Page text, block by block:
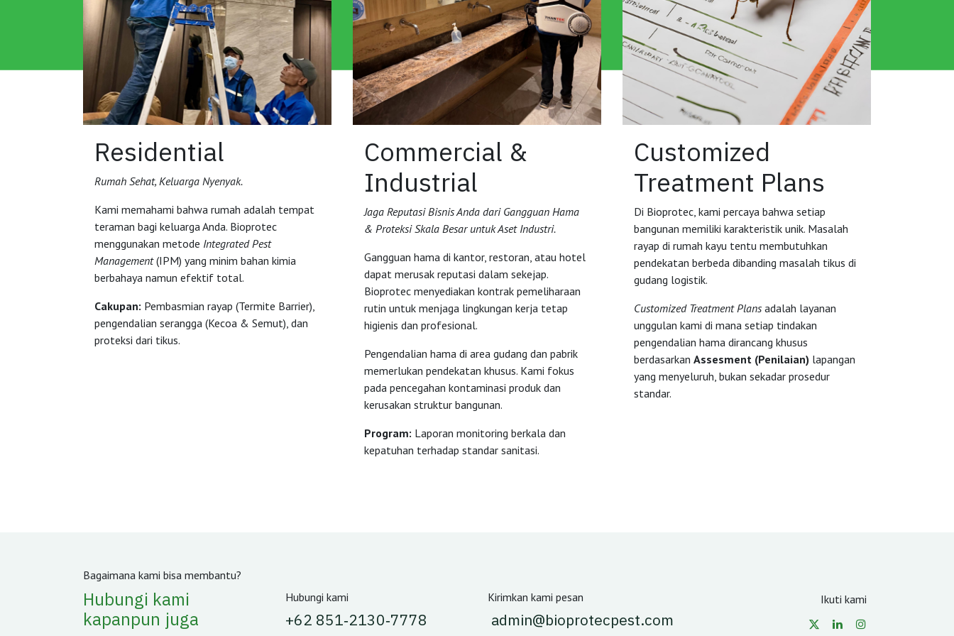
Residential
Rumah Sehat, Keluarga Nyenyak.
Kami memahami bahwa rumah adalah tempat
teraman bagi keluarga Anda. Bioprotec
menggunakan metode Integrated Pest
Management(IPM) yang minim bahan kimia
berbahaya namun efektif total.
Cakupan: Pembasmian rayap (Termite Barrier),
pengendalian serangga (Kecoa & Semut), dan
proteksi dari tikus.
Commercial &
Industrial
Jaga Reputasi Bisnis Anda dari Gangguan Hama
& Proteksi Skala Besar untuk Aset Industri.
Gangguan hama di kantor, restoran, atau hotel
dapat merusak reputasi dalam sekejap.
Bioprotec menyediakan kontrak pemeliharaan
rutin untuk menjaga lingkungan kerja tetap
higienis dan profesional.
Pengendalian hama di area gudang dan pabrik
memerlukan pendekatan khusus. Kami fokus
pada pencegahan kontaminasi produk dan
kerusakan struktur bangunan.
Program: Laporan monitoring berkala dan
kepatuhan terhadap standar sanitasi.
Customized
Treatment Plans
Di Bioprotec, kami percaya bahwa setiap
bangunan memiliki karakteristik unik. Masalah
rayap di rumah kayu tentu membutuhkan
pendekatan berbeda dibanding masalah tikus di
gudang logistik.
Customized Treatment Plans adalah layanan
unggulan kami di mana setiap tindakan
pengendalian hama dirancang khusus
berdasarkan Assesment (Penilaian) lapangan
yang menyeluruh, bukan sekadar prosedur
standar.
Bagaimana kami bisa membantu?
Hubungi kami
kapanpun juga
Hubungi kami
‪+62 851‑2130‑7778‬
Kirimkan kami pesan
admin@bioprotecpest.com
Ikuti kami